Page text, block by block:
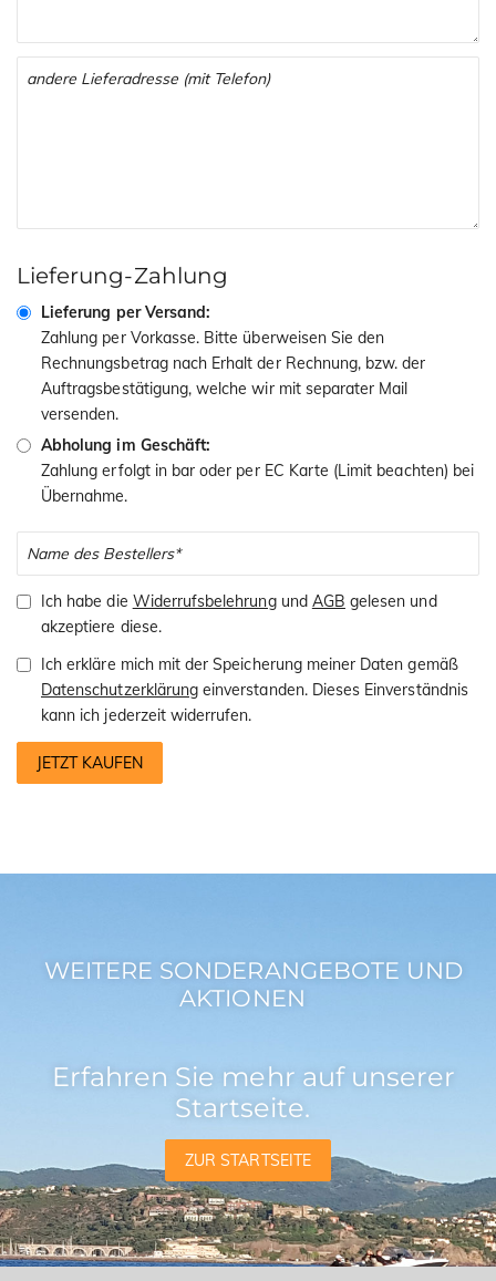
Lieferung-Zahlung
Lieferung per Versand:
Zahlung per Vorkasse. Bitte überweisen Sie den
Rechnungsbetrag nach Erhalt der Rechnung, bzw. der
Auftragsbestätigung, welche wir mit separater Mail
versenden.
Abholung im Geschäft:
Zahlung erfolgt in bar oder per EC Karte (Limit beachten) bei
Übernahme.
Ich habe die Widerrufsbelehrungund AGB gelesen und
akzeptiere diese.
Ich erkläre mich mit der Speicherung meiner Daten gemäß
Datenschutzerklärung einverstanden. Dieses Einverständnis
kann ich jederzeit widerrufen.
JETZT KAUFEN
WEITERE SONDERANGEBOTE UND
AKTIONEN
Erfahren Sie mehr auf unserer
Startseite.
ZUR STARTSEITE